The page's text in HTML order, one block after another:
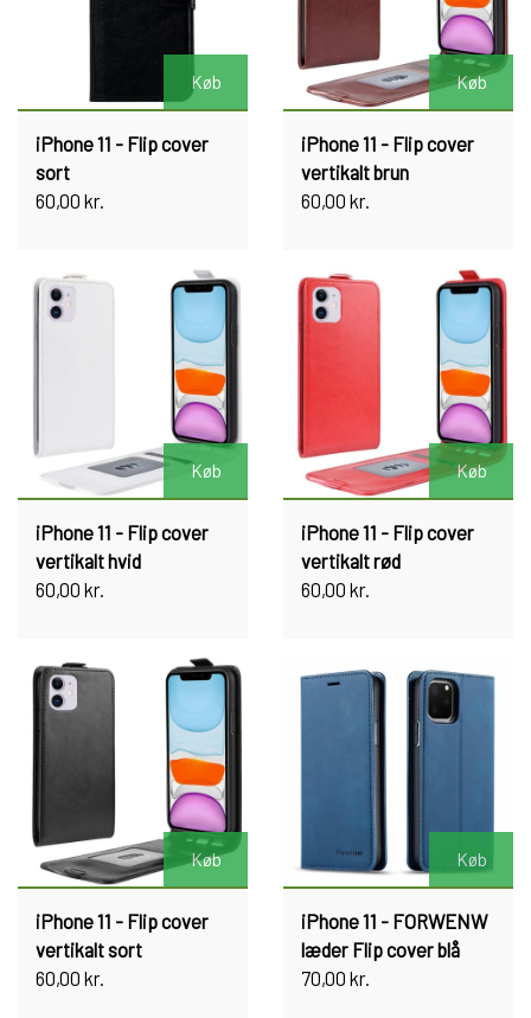
Køb
iPhone 11 - Flip cover
sort
60,00 kr.
Køb
iPhone 11 - Flip cover
vertikalt brun
60,00 kr.
Køb
iPhone 11 - Flip cover
vertikalt hvid
60,00 kr.
Køb
iPhone 11 - Flip cover
vertikalt rød
60,00 kr.
Køb
iPhone 11 - Flip cover
vertikalt sort
60,00 kr.
Køb
iPhone 11 - FORWENW
læder Flip cover blå
70,00 kr.